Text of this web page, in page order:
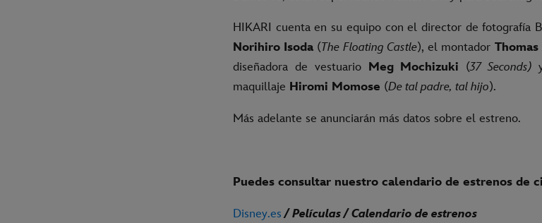
HIKARI cuenta en su equipo con el director de fotografía
Norihiro Isoda (The Floating Castle), el montador
diseñadora de vestuario Meg Mochizuki (37 Seconds)
maquillaje Hiromi Momose (De tal padre, tal hijo).
Más adelante se anunciarán más datos sobre el estreno.
Puedes consultar nuestro calendario de estrenos de
Disney.es / Películas / Calendario de estrenos